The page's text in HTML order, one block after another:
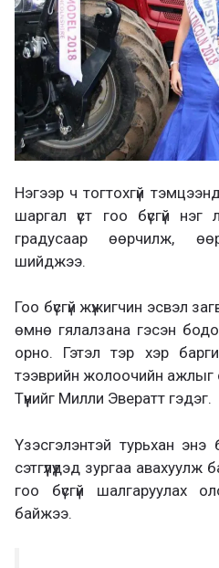
Нэгээр ч тогтохгүй
шаргал үст гоо бүсгүй
градусаар өөрчилж,
шийджээ.
Гоо бүсгүй жүжигчин эсвэл
өмнө гялалзана гэсэн
орно. Гэтэл тэр хэр
тээврийн жолоочийн ажлыг
Түүнийг Милли Эвератт гэдэг.
Үзэсгэлэнтэй турьхан энэ
сэтгүүлүүдэд зургаа
гоо бүсгүй шалгаруулах
байжээ.